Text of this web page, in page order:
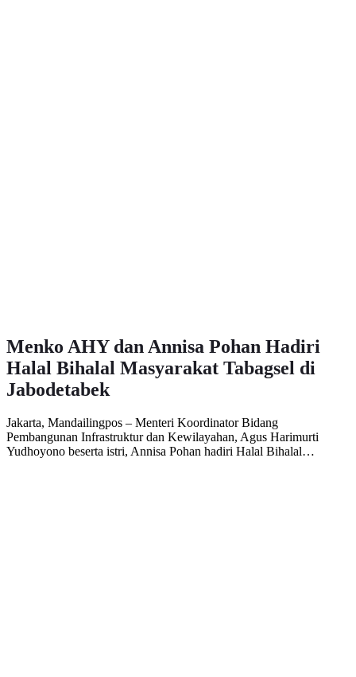
Menko AHY dan Annisa Pohan Hadiri
Halal Bihalal Masyarakat Tabagsel di
Jabodetabek
Jakarta, Mandailingpos – Menteri Koordinator Bidang
Pembangunan Infrastruktur dan Kewilayahan, Agus Harimurti
Yudhoyono beserta istri, Annisa Pohan hadiri Halal Bihalal…